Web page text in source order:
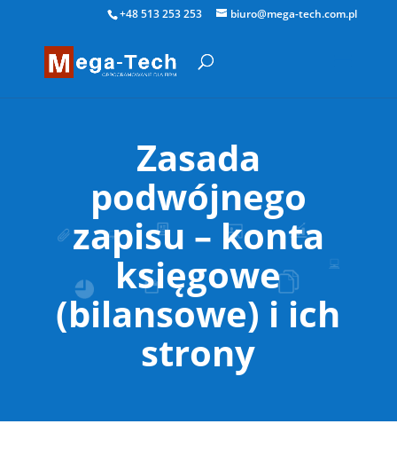
+48 513 253 253 biuro@mega-tech.com.pl
Zasada
podwójnego
zapisu – konta
księgowe
(bilansowe) i ich
strony